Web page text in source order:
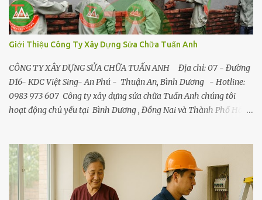
Giới Thiệu Công Ty Xây Dựng Sửa Chữa Tuấn Anh
CÔNG TY XÂY DỰNG SỬA CHỮA TUẤN ANH Địa chỉ: 07 - Đường
D16- KDC Việt Sing- An Phú - Thuận An, Bình Dương - Hotline:
0983 973 607 Công ty xây dựng sửa chữa Tuấn Anh chúng tôi
hoạt động chủ yếu tại Bình Dương , Đồng Nai và Thành Phố Hồ
chữa nhà, sửa chữa phòng trọ, nhà hàng,khách sạn bao gồm các
vấn đề liên quan đến xây dựng như : Xây tô, ốp gạch tường, cán
nền, lát gạch sàn , cán nền betong, cơi nới nâng hạ nền Thi công bả
bột matit sơn nước, sơn dầu PU , sơn epoxy Sửa chữa lắp đặt cửa